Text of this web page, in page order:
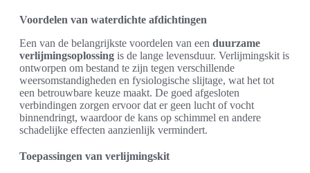
Voordelen van waterdichte afdichtingen
Een van de belangrijkste voordelen van een duurzame
verlijmingsoplossing is de lange levensduur. Verlijmingskit is
ontworpen om bestand te zijn tegen verschillende
weersomstandigheden en fysiologische slijtage, wat het tot
een betrouwbare keuze maakt. De goed afgesloten
verbindingen zorgen ervoor dat er geen lucht of vocht
binnendringt, waardoor de kans op schimmel en andere
schadelijke effecten aanzienlijk vermindert.
Toepassingen van verlijmingskit